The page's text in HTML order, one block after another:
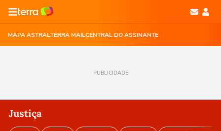
MAPA ASTRALTERRA MAILCENTRAL DO ASSINANTE
PUBLICIDADE
Justiça